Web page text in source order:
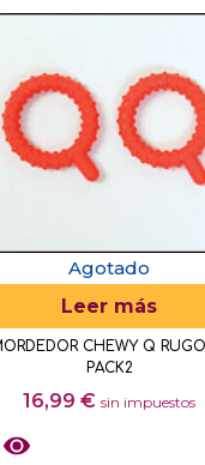
Agotado
Leer más
CHEWY Q
PACK2
16,99€ sin impuestos